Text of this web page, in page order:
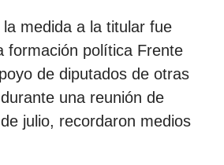
medida a la titular fue
formación política Frente
de diputados de otras
una reunión de
julio, recordaron medios